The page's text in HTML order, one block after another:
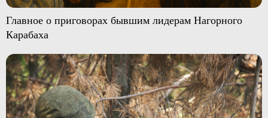
Главное о приговорах бывшим лидерам Нагорного
Карабаха